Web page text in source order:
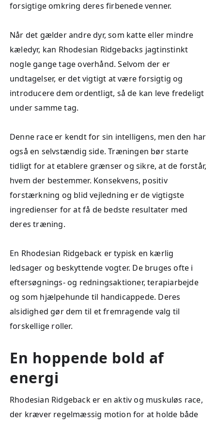
forsigtige omkring deres firbenede venner.
Når det gælder andre dyr, som katte eller mindre
kæledyr, kan Rhodesian Ridgebacks jagtinstinkt
nogle gange tage overhånd. Selvom der er
undtagelser, er det vigtigt at være forsigtig og
introducere dem ordentligt, så de kan leve fredeligt
under samme tag.
Denne race er kendt for sin intelligens, men den har
også en selvstændig side. Træningen bør starte
tidligt for at etablere grænser og sikre, at de forstår,
hvem der bestemmer. Konsekvens, positiv
forstærkning og blid vejledning er de vigtigste
ingredienser for at få de bedste resultater med
deres træning.
En Rhodesian Ridgeback er typisk en kærlig
ledsager og beskyttende vogter. De bruges ofte i
eftersøgnings- og redningsaktioner, terapiarbejde
og som hjælpehunde til handicappede. Deres
alsidighed gør dem til et fremragende valg til
forskellige roller.
En hoppende bold af
energi
Rhodesian Ridgeback er en aktiv og muskuløs race,
der kræver regelmæssig motion for at holde både